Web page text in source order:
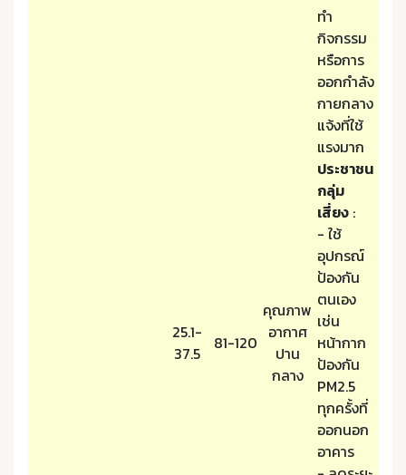
25.1-
37.5
81-120
คุณภาพ
อากาศ
ปาน
กลาง
ทำ
กิจกรรม
หรือการ
ออกกำลัง
กายกลาง
แจ้งที่ใช้
แรงมาก
ประชาชน
กลุ่ม
เสี่ยง :
- ใช้
อุปกรณ์
ป้องกัน
ตนเอง
เช่น
หน้ากาก
ป้องกัน
PM2.5
ทุกครั้งที่
ออกนอก
อาคาร